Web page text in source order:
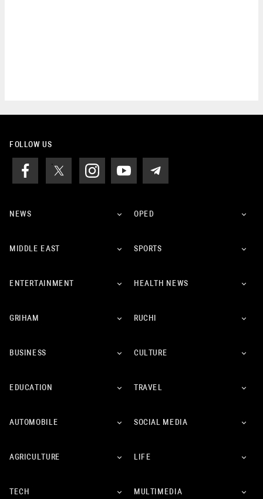
FOLLOW US
NEWS OPED
MIDDLE EAST SPORTS
ENTERTAINMENT HEALTH NEWS
GRIHAM RUCHI
BUSINESS CULTURE
EDUCATION TRAVEL
AUTOMOBILE SOCIAL MEDIA
AGRICULTURE LIFE
TECH MULTIMEDIA